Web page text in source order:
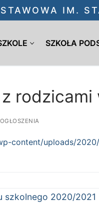
IM.
SZKOŁA
OGŁOSZENIA
content/uploads/
szkolnego 2020/2021